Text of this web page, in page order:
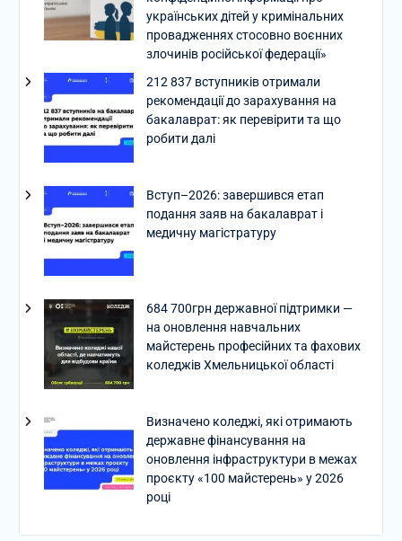
українських дітей у кримінальних
провадженнях стосовно воєнних
злочинів російської федерації»
212 837 вступників отримали
рекомендації до зарахування на
бакалаврат: як перевірити та що
робити далі
Вступ–2026: завершився етап
подання заяв на бакалаврат і
медичну магістратуру
684 700грн державної підтримки —
на оновлення навчальних
майстерень професійних та фахових
коледжів Хмельницької області
Визначено коледжі, які отримають
державне фінансування на
оновлення інфраструктури в межах
проєкту «100 майстерень» у 2026
році